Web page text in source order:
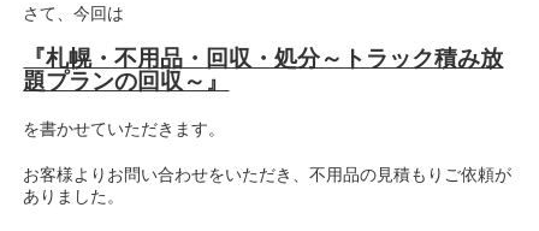
さて、今回は
『札幌・不用品・回収・処分～トラック積み放
題プランの回収～』
を書かせていただきます。
お客様よりお問い合わせをいただき、不用品の見積もりご依頼が
ありました。